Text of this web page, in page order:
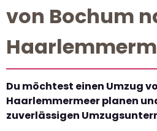
von Bochum
Du möchtest einen Umzug
Haarlemmermeer planen
zuverlässigen